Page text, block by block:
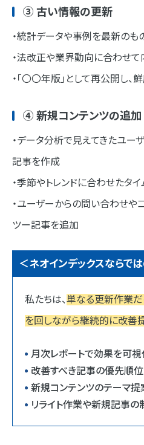
③ 古い情報の更新
・統計データや事例を最新のも
・法改正や業界動向に合わせ
・「〇〇年版」として再公開し、
④ 新規コンテンツの追加
・データ分析で見えてきたユー
記事を作成
・季節やトレンドに合わせたタ
・ユーザーからの問い合わせや
ツー記事を追加
＜ネオインデックスならで
私たちは、単なる更新作業だ
を回しながら継続的に改善
月次レポートで効果を可視
改善すべき記事の優先順
新規コンテンツのテーマ提
リライト作業や新規記事